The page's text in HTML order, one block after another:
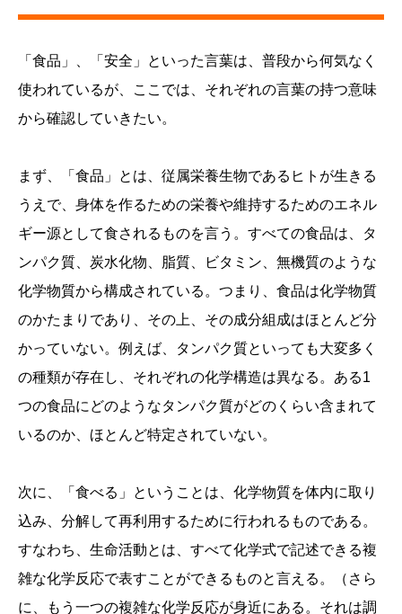
「食品」、「安全」といった言葉は、普段から何気なく
使われているが、ここでは、それぞれの言葉の持つ意味
から確認していきたい。
まず、「食品」とは、従属栄養生物であるヒトが生きる
うえで、身体を作るための栄養や維持するためのエネル
ギー源として食されるものを言う。すべての食品は、タ
ンパク質、炭水化物、脂質、ビタミン、無機質のような
化学物質から構成されている。つまり、食品は化学物質
のかたまりであり、その上、その成分組成はほとんど分
かっていない。例えば、タンパク質といっても大変多く
の種類が存在し、それぞれの化学構造は異なる。ある1
つの食品にどのようなタンパク質がどのくらい含まれて
いるのか、ほとんど特定されていない。
次に、「食べる」ということは、化学物質を体内に取り
込み、分解して再利用するために行われるものである。
すなわち、生命活動とは、すべて化学式で記述できる複
雑な化学反応で表すことができるものと言える。（さら
に、もう一つの複雑な化学反応が身近にある。それは調